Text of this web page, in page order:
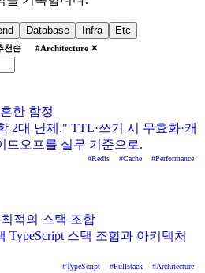
Database Infra Etc
천순 #Architecture ✕
한 함정
2대 난제." TTL·쓰기 시 무효화·캐
드오프를 실무 기준으로.
#Redis #Cache #Performance
적의 스택 조합
TypeScript 스택 조합과 아키텍처
#TypeScript #Fullstack #Architecture